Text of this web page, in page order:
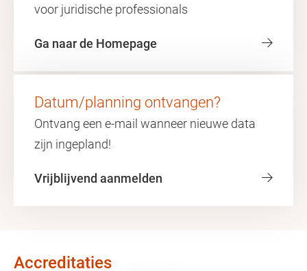
voor juridische professionals
Ga naar de Homepage
Datum/planning ontvangen?
Ontvang een e-mail wanneer nieuwe data
zijn ingepland!
Vrijblijvend aanmelden
Accreditaties